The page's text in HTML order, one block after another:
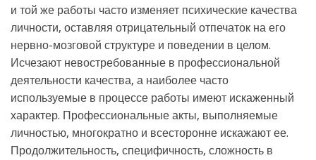
и той же работы часто изменяет психические качества
личности, оставляя отрицательный отпечаток на его
нервно-мозговой структуре и поведении в целом.
Исчезают невостребованные в профессиональной
деятельности качества, а наиболее часто
используемые в процессе работы имеют искаженный
характер. Профессиональные акты, выполняемые
личностью, многократно и всесторонне искажают ее.
Продолжительность, специфичность, сложность в